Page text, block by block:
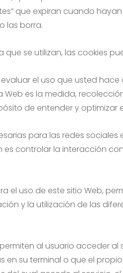
que expiran cuando
las borra.
se utilizan, las cookies
el uso que usted hace
es la medida,
de entender y optimizar
para las redes sociales
es controlar la interacción
el uso de este sitio Web,
y la utilización de las
al usuario acceder al
su terminal o que el